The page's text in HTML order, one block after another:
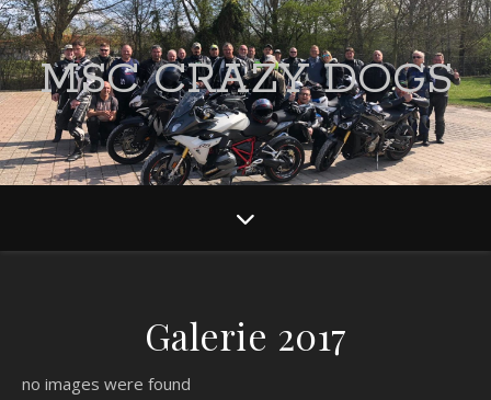
MSC CRAZY DOGS
Galerie 2017
no images were found